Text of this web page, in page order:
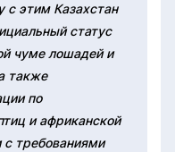
с этим Казахстан
статус
чуме лошадей и
также
по
и африканской
с требованиями